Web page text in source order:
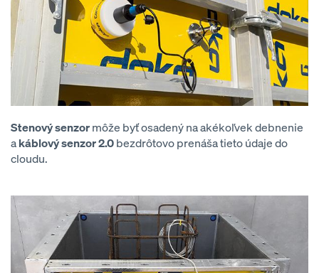
Stenový senzormôže byť osadený na akékoľvek debnenie
akáblový senzor 2.0bezdrôtovo prenáša tieto údaje do
cloudu.